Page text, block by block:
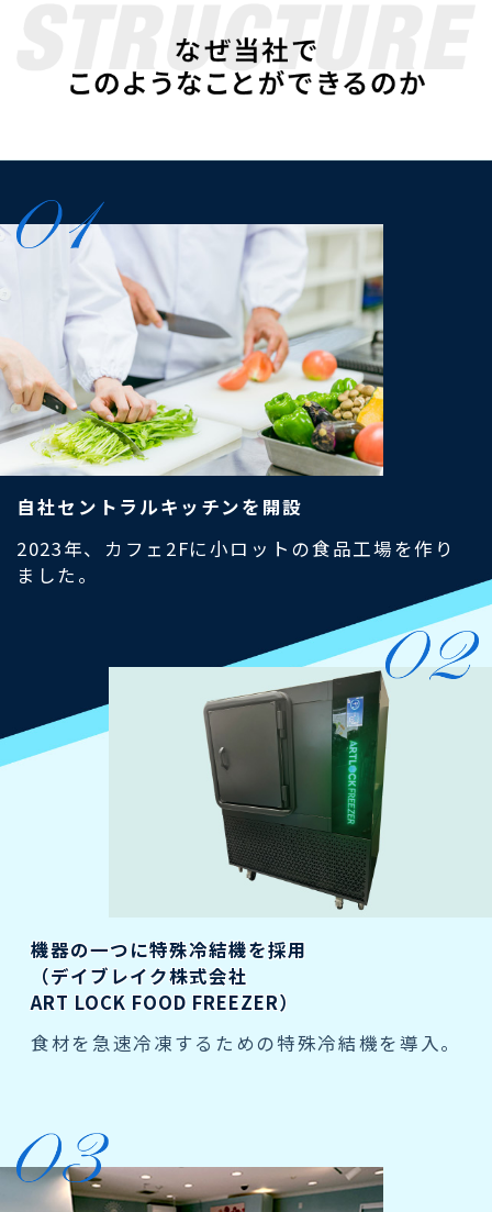
自社セントラルキッチンを開設
2023年、カフェ2Fに小ロットの食品工場を作り
ました。
機器の一つに特殊冷結機を採用
（デイブレイク株式会社
ART LOCK FOOD FREEZER）
食材を急速冷凍するための特殊冷結機を導入。